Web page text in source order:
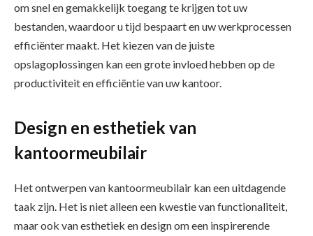
om snel en gemakkelijk toegang te krijgen tot uw
bestanden, waardoor u tijd bespaart en uw werkprocessen
efficiënter maakt. Het kiezen van de juiste
opslagoplossingen kan een grote invloed hebben op de
productiviteit en efficiëntie van uw kantoor.
Design en esthetiek van
kantoormeubilair
Het ontwerpen van kantoormeubilair kan een uitdagende
taak zijn. Het is niet alleen een kwestie van functionaliteit,
maar ook van esthetiek en design om een inspirerende